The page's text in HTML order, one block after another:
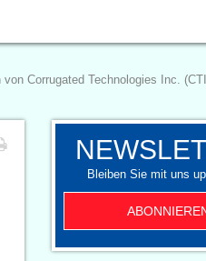
Corrugated Technologies Inc.
Bleiben Sie mit uns